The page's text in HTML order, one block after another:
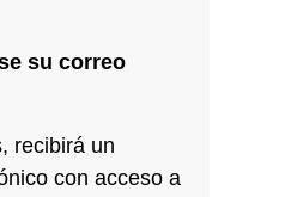
su correo
recibirá un
con acceso a